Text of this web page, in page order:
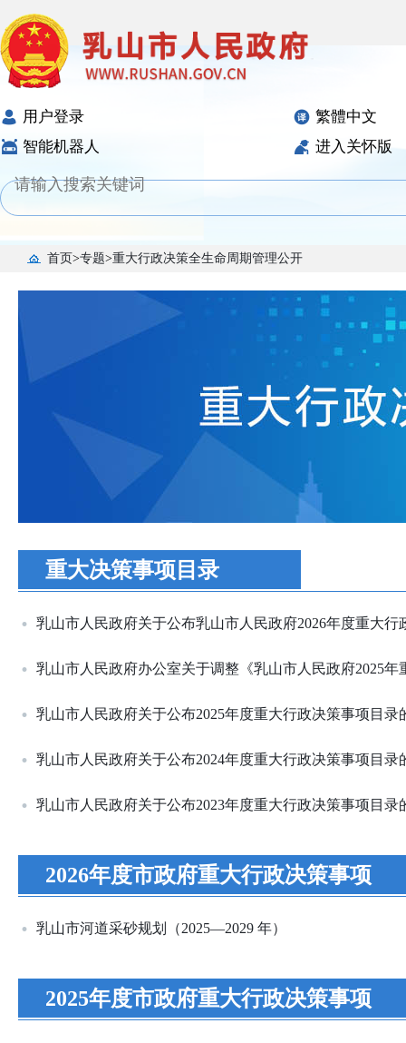
用户登录
繁體中文
智能机器人
进入关怀版
首页>专题>重大行政决策全生命周期管理公开
重大决策事项目录
乳山市人民政府关于公布乳山市人民政府2026年度重大行
乳山市人民政府办公室关于调整《乳山市人民政府2025
乳山市人民政府关于公布2025年度重大行政决策事项目录
乳山市人民政府关于公布2024年度重大行政决策事项目录
乳山市人民政府关于公布2023年度重大行政决策事项目录
2026年度市政府重大行政决策事项
乳山市河道采砂规划（2025—2029 年）
2025年度市政府重大行政决策事项